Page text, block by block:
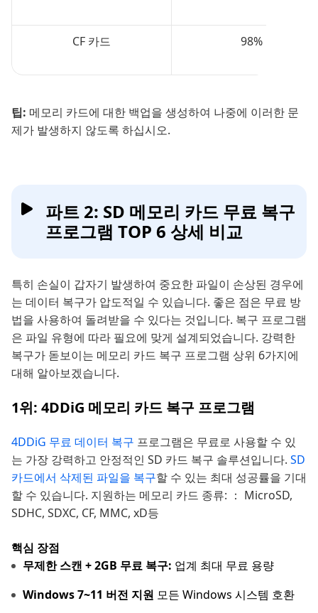
CF 카드 98%
팁: 메모리 카드에 대한 백업을 생성하여 나중에 이러한 문
제가 발생하지 않도록 하십시오.
파트 2: SD 메모리 카드 무료 복구
프로그램 TOP 6 상세 비교
특히 손실이 갑자기 발생하여 중요한 파일이 손상된 경우에
는 데이터 복구가 압도적일 수 있습니다. 좋은 점은 무료 방
법을 사용하여 돌려받을 수 있다는 것입니다. 복구 프로그램
은 파일 유형에 따라 필요에 맞게 설계되었습니다. 강력한
복구가 돋보이는 메모리 카드 복구 프로그램 상위 6가지에
대해 알아보겠습니다.
1위: 4DDiG 메모리 카드 복구 프로그램
4DDiG 무료 데이터 복구 프로그램은 무료로 사용할 수 있
는 가장 강력하고 안정적인 SD 카드 복구 솔루션입니다. SD
카드에서 삭제된 파일을 복구할 수 있는 최대 성공률을 기대
할 수 있습니다. 지원하는 메모리 카드 종류: ： MicroSD,
SDHC, SDXC, CF, MMC, xD등
핵심 장점
무제한 스캔 + 2GB 무료 복구: 업계 최대 무료 용량
Windows 7~11 버전 지원 모든 Windows 시스템 호환